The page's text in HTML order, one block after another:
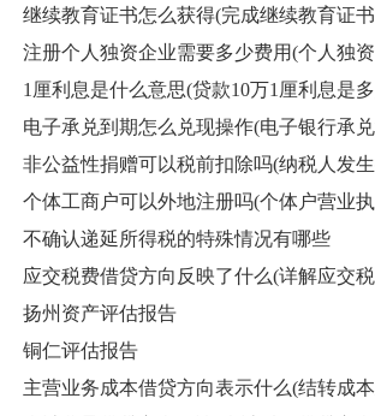
继续教育证书怎么获得(完成继续教育证
注册个人独资企业需要多少费用(个人独
1厘利息是什么意思(贷款10万1厘利息是
电子承兑到期怎么兑现操作(电子银行承
非公益性捐赠可以税前扣除吗(纳税人发
个体工商户可以外地注册吗(个体户营业
不确认递延所得税的特殊情况有哪些
应交税费借贷方向反映了什么(详解应交
扬州资产评估报告
铜仁评估报告
主营业务成本借贷方向表示什么(结转成